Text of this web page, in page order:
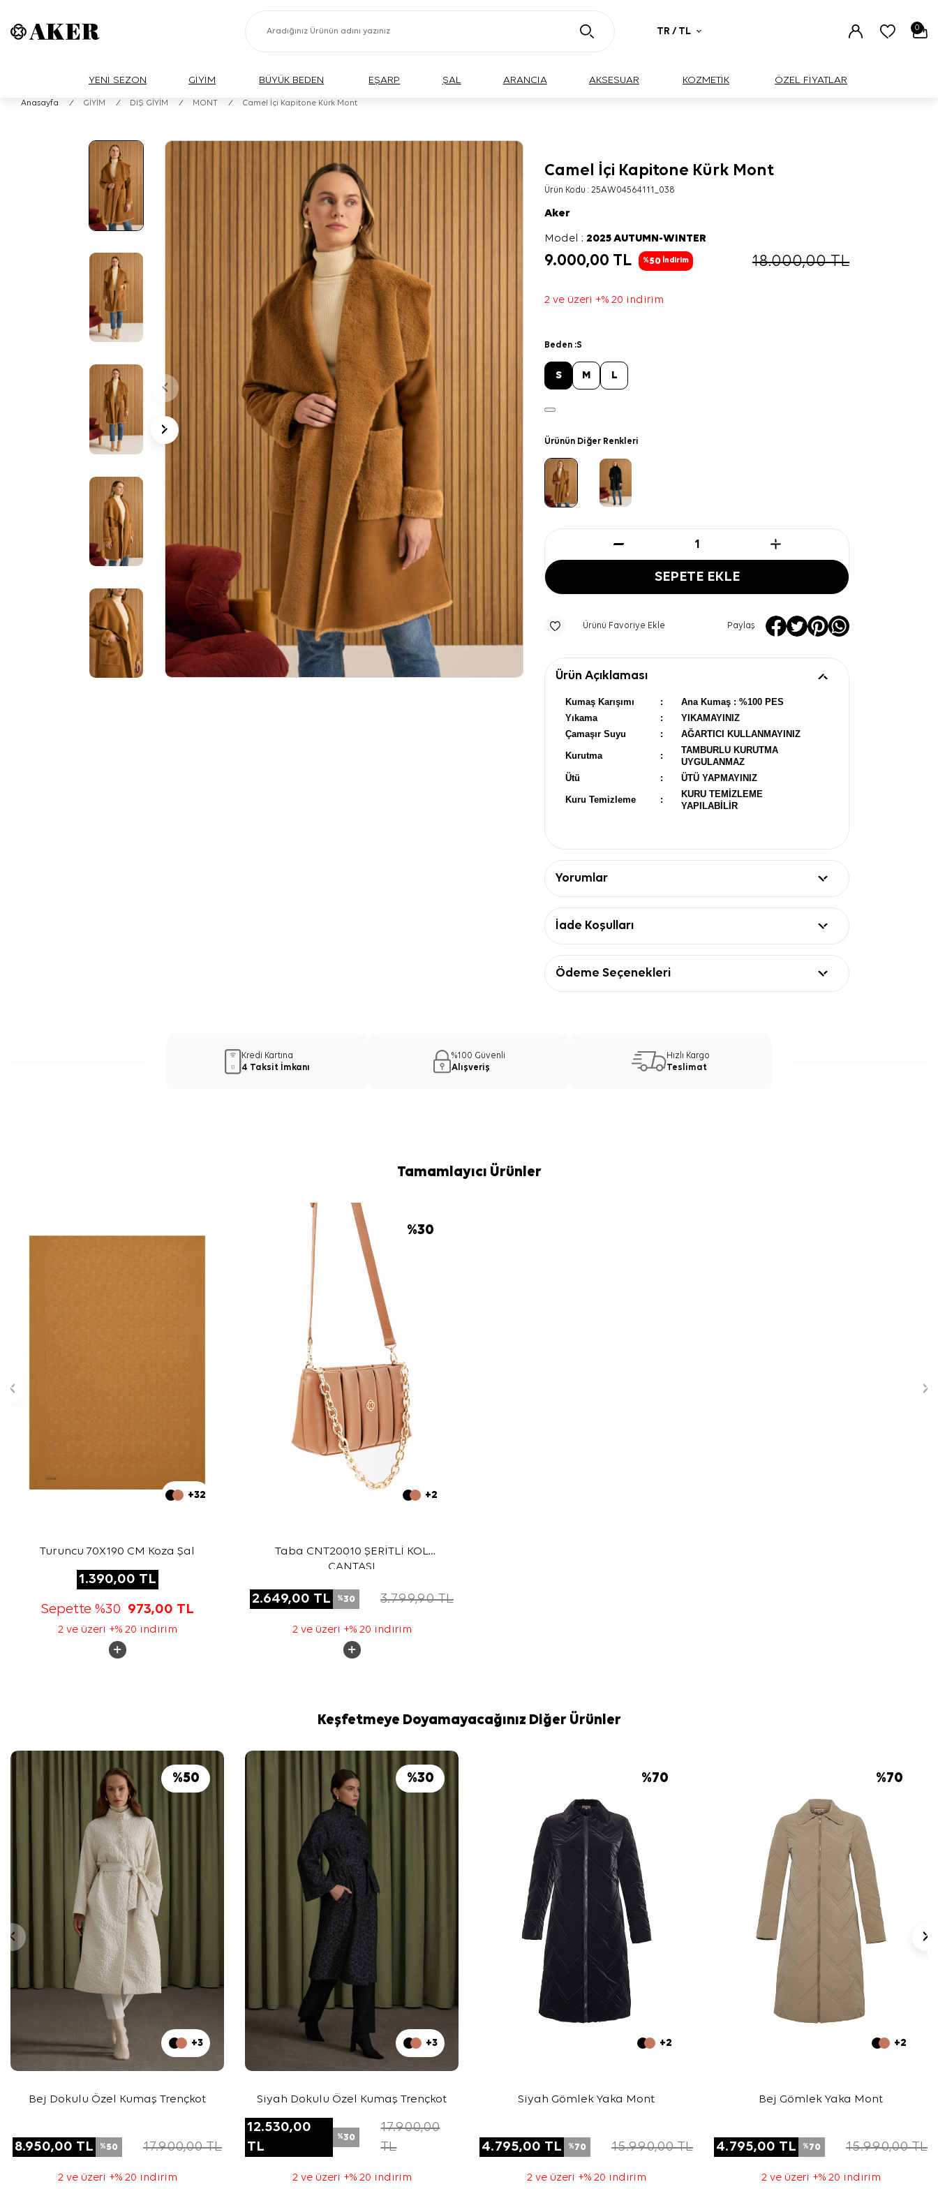
TR / TL 0
YENİ SEZON GİYİM BÜYÜK BEDEN EŞARP ŞAL ARANCIA AKSESUAR KOZMETİK ÖZEL FİYATLAR
Anasayfa / GİYİM / DIŞ GİYİM / MONT / Camel İçi Kapitone Kürk Mont
Camel İçi Kapitone Kürk Mont
Ürün Kodu :25AW04564111_038
Aker
Model :2025 AUTUMN-WINTER
9.000,00 TL %50 İndirim 18.000,00TL
2 ve üzeri +% 20 indirim
Beden :S
S M L
Ürünün Diğer Renkleri
SEPETE EKLE
Ürünü Favoriye Ekle Paylaş
Ürün Açıklaması
Kumaş Karışımı :
Ana Kumaş : %100 PES
Yıkama
:
YIKAMAYINIZ
Çamaşır Suyu
: AĞARTICI KULLANMAYINIZ
Kurutma :
TAMBURLU KURUTMA
UYGULANMAZ
Ütü
: ÜTÜ YAPMAYINIZ
Kuru Temizleme :
KURU TEMİZLEME
YAPILABİLİR
Yorumlar
İade Koşulları
Ödeme Seçenekleri
Kredi Kartına
4 Taksit İmkanı
%100 Güvenli
Alışveriş
Hızlı Kargo
Teslimat
Tamamlayıcı Ürünler
+32
Turuncu 70X190 CM Koza Şal
1.390,00 TL
Sepette %30 973,00 TL
2 ve üzeri +% 20 indirim
%30
+2
Taba CNT20010 ŞERİTLİ KOL
ÇANTASI
2.649,00 TL %30 3.799,90TL
2 ve üzeri +% 20 indirim
Keşfetmeye Doyamayacağınız Diğer Ürünler
%50
+3
Bej Dokulu Özel Kumaş Trençkot
8.950,00 TL %50 17.900,00TL
2 ve üzeri +% 20 indirim
%30
+3
Siyah Dokulu Özel Kumaş Trençkot
12.530,00
TL
%30
17.900,00
TL
2 ve üzeri +% 20 indirim
%70
+2
Siyah Gömlek Yaka Mont
4.795,00 TL %70 15.990,00TL
2 ve üzeri +% 20 indirim
%70
+2
Bej Gömlek Yaka Mont
4.795,00 TL %70 15.990,00TL
2 ve üzeri +% 20 indirim